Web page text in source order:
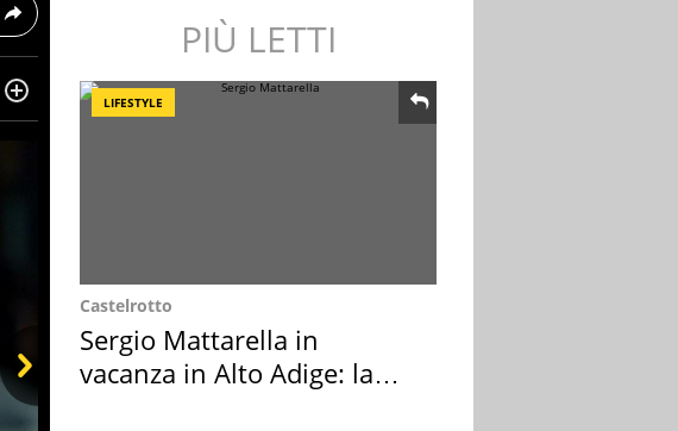
Next
PIÙ LETTI
LIFESTYLE
Castelrotto
Sergio Mattarella in
vacanza in Alto Adige: la